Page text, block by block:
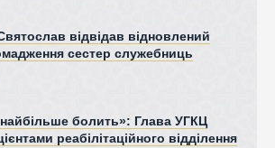
відвідав відновлений
сестер служебниць
болить»: Глава УГКЦ
реабілітаційного відділення